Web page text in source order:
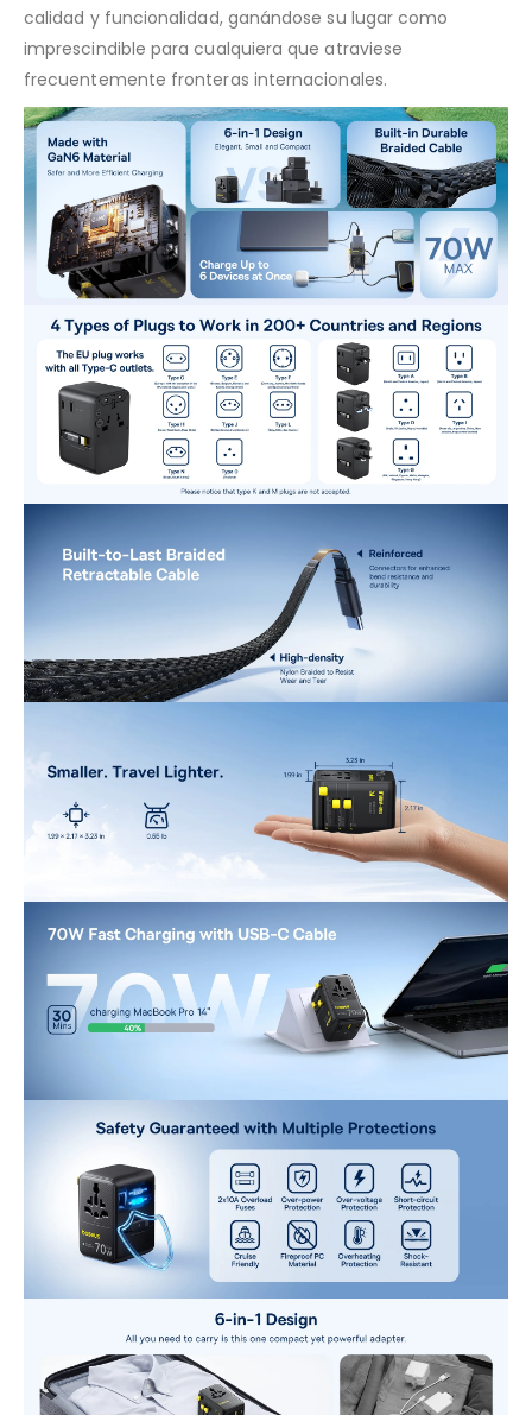
calidad y funcionalidad, ganándose su lugar como
imprescindible para cualquiera que atraviese
frecuentemente fronteras internacionales.